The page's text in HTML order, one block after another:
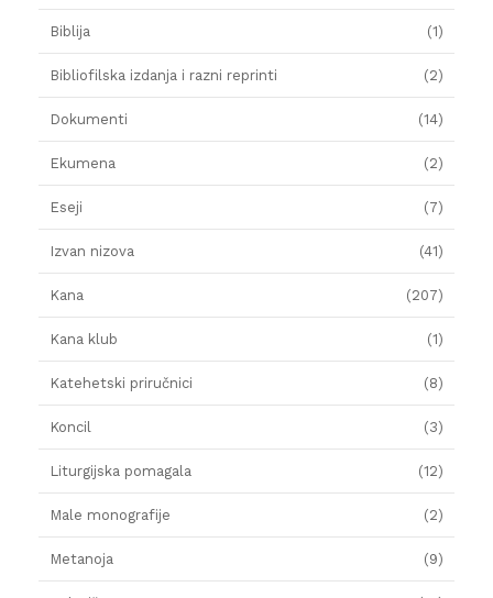
Biblija (1)
Bibliofilska izdanja i razni reprinti (2)
Dokumenti (14)
Ekumena (2)
Eseji (7)
Izvan nizova (41)
Kana (207)
Kana klub (1)
Katehetski priručnici (8)
Koncil (3)
Liturgijska pomagala (12)
Male monografije (2)
Metanoja (9)